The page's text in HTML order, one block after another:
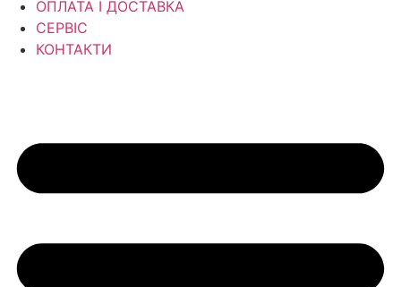
ОПЛАТА І ДОСТАВКА
СЕРВІС
КОНТАКТИ